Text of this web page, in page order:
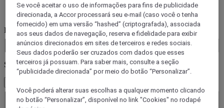
Erro(s de)
Para onde você viaja?
Booking Dates
Selecionar hóspedes
Quarto 1
Quarto 1
Se você aceitar o uso de informações para fins de publicidade
direcionada, a Accor processará seu e-mail (caso você o tenha
fornecido) em uma versão “hashed” (criptografada), associada
aos seus dados de navegação, reserva e fidelidade para exibir
anúncios direcionados em sites de terceiros e redes sociais.
Seus dados poderão ser cruzados com dados que esses
terceiros já possuam. Para saber mais, consulte a seção
“publicidade direcionada” por meio do botão “Personalizar”.
Você poderá alterar suas escolhas a qualquer momento clicando
no botão “Personalizar”, disponível no link "Cookies" no rodapé